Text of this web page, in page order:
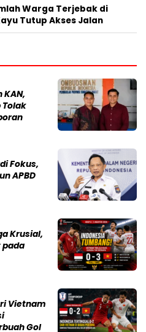
Warga Terjebak di
Tutup Akses Jalan
KAN,
Tolak
Fokus,
APBD
Krusial,
pada
Vietnam
Gol